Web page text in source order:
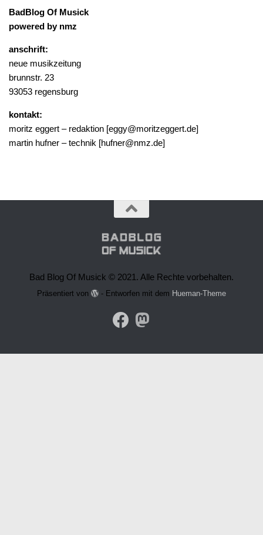
BadBlog Of Musick
powered by nmz
anschrift:
neue musikzeitung
brunnstr. 23
93053 regensburg
kontakt:
moritz eggert – redaktion [eggy@moritzeggert.de]
martin hufner – technik [hufner@nmz.de]
Bad Blog Of Musick © 2021. Alle Rechte vorbehalten.
Präsentiert von - Entworfen mit dem Hueman-Theme